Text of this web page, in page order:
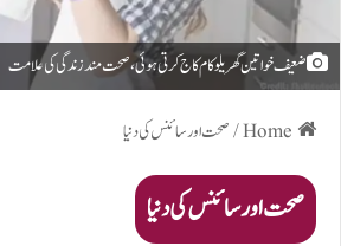
ضعیف خواتین گھریلو کام کاج کرتی ہوئی، صحت مند زندگی کی علامت
/صحت اور سائنس کی دنیا
صحت اور سائنس کی دنیا